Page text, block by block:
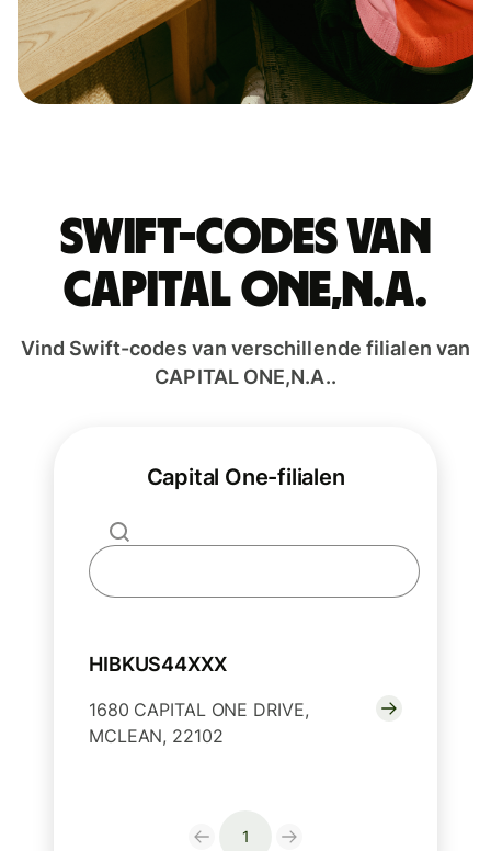
Swift-codes van
CAPITAL ONE,N.A.
Vind Swift-codes van verschillende filialen van
CAPITAL ONE,N.A..
Capital One-filialen
HIBKUS44XXX
1680 CAPITAL ONE DRIVE,
MCLEAN, 22102
1